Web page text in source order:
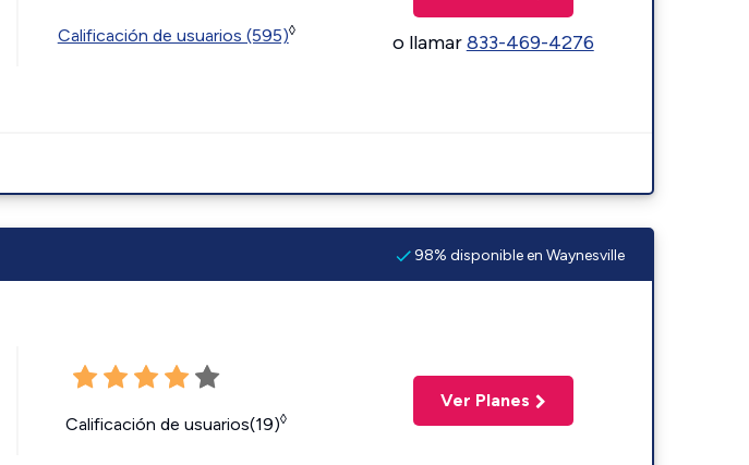
Calificación de usuarios (595)◊ o llamar833-469-4276
98% disponible en Waynesville
Calificación de usuarios(19)◊
Ver Planes